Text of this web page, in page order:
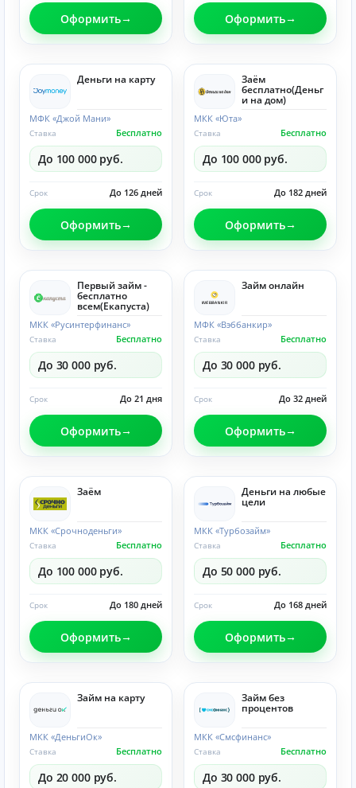
Оформить Оформить
Деньги на карту
МФК «Джой Мани»
Бесплатно
Ставка
До 100 000 руб.
До 126 дней
Срок
Оформить
Заём
бесплатно(Деньг
и на дом)
МКК «Юта»
Бесплатно
Ставка
До 100 000 руб.
До 182 дней
Срок
Оформить
Первый займ -
бесплатно
всем(Eкапуста)
МКК «Русинтерфинанс»
Бесплатно
Ставка
До 30 000 руб.
До 21 дня
Срок
Оформить
Займ онлайн
МФК «Вэббанкир»
Бесплатно
Ставка
До 30 000 руб.
До 32 дней
Срок
Оформить
Заём
МКК «Срочноденьги»
Бесплатно
Ставка
До 100 000 руб.
До 180 дней
Срок
Оформить
Деньги на любые
цели
МКК «Турбозайм»
Бесплатно
Ставка
До 50 000 руб.
До 168 дней
Срок
Оформить
Займ на карту
МКК «ДеньгиОк»
Бесплатно
Ставка
До 20 000 руб.
Займ без
процентов
МКК «Смсфинанс»
Бесплатно
Ставка
До 30 000 руб.